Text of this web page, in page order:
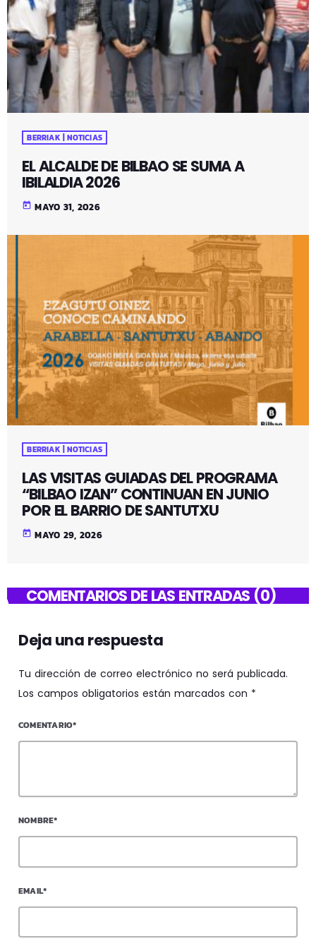
BERRIAK | NOTICIAS
EL ALCALDE DE BILBAO SE SUMA A
IBILALDIA 2026
today MAYO 31, 2026
BERRIAK | NOTICIAS
LAS VISITAS GUIADAS DEL PROGRAMA
“BILBAO IZAN” CONTINUAN EN JUNIO
POR EL BARRIO DE SANTUTXU
today MAYO 29, 2026
COMENTARIOS DE LAS ENTRADAS (0)
Deja una respuesta
Tu dirección de correo electrónico no será publicada.
Los campos obligatorios están marcados con *
COMENTARIO*
NOMBRE*
EMAIL*